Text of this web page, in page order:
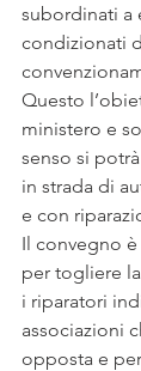
subordinati a
condizionati
Questo
ministero e
senso si
in strada di
e con
Il convegno è
per togliere
i riparatori
associazioni
opposta e